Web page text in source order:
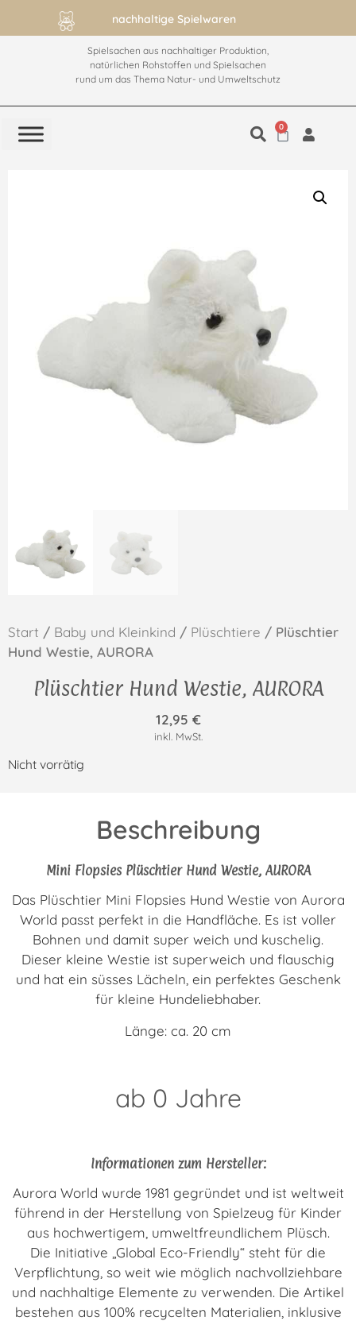
nachhaltige Spielwaren
Spielsachen aus nachhaltiger Produktion,
natürlichen Rohstoffen und Spielsachen
rund um das Thema Natur- und Umweltschutz
0
Start / Baby und Kleinkind / Plüschtiere / Plüschtier
Hund Westie, AURORA
Plüschtier Hund Westie, AURORA
12,95 €
inkl. MwSt.
Nicht vorrätig
Beschreibung
Mini Flopsies Plüschtier Hund Westie, AURORA
Das Plüschtier Mini Flopsies Hund Westie von Aurora
World passt perfekt in die Handfläche. Es ist voller
Bohnen und damit super weich und kuschelig.
Dieser kleine Westie ist superweich und flauschig
und hat ein süsses Lächeln, ein perfektes Geschenk
für kleine Hundeliebhaber.
Länge: ca. 20 cm
ab 0 Jahre
Informationen zum Hersteller:
Aurora World wurde 1981 gegründet und ist weltweit
führend in der Herstellung von Spielzeug für Kinder
aus hochwertigem, umweltfreundlichem Plüsch.
Die Initiative „Global Eco-Friendly“ steht für die
Verpflichtung, so weit wie möglich nachvollziehbare
und nachhaltige Elemente zu verwenden. Die Artikel
bestehen aus 100% recycelten Materialien, inklusive